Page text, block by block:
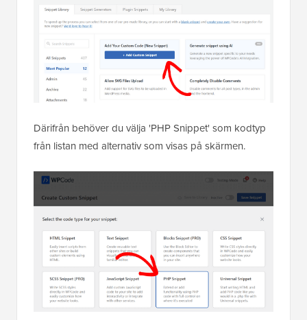
Därifrån behöver du välja 'PHP Snippet' som kodtyp
från listan med alternativ som visas på skärmen.